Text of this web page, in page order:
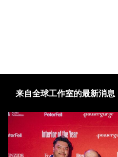
来自全球工作室的最新消息